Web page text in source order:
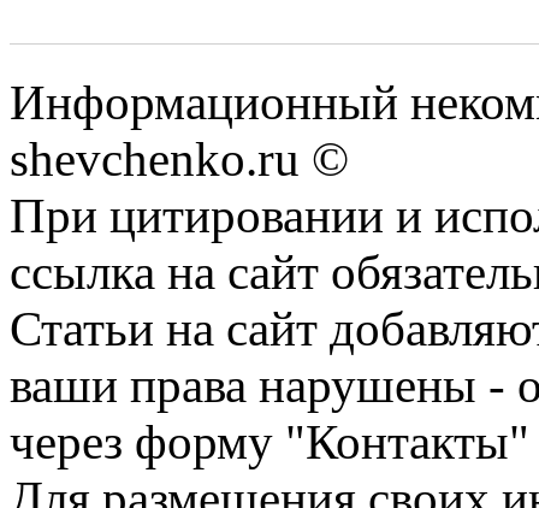
Информационный
shevchenko.ru ©
При цитировании и
ссылка на сайт
Статьи на сайт
ваши права нарушены -
через форму "Контакты"